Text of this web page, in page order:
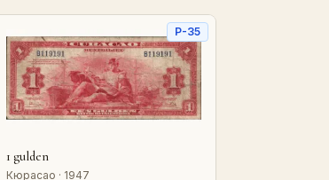
P-35
1 gulden
Кюрасао · 1947